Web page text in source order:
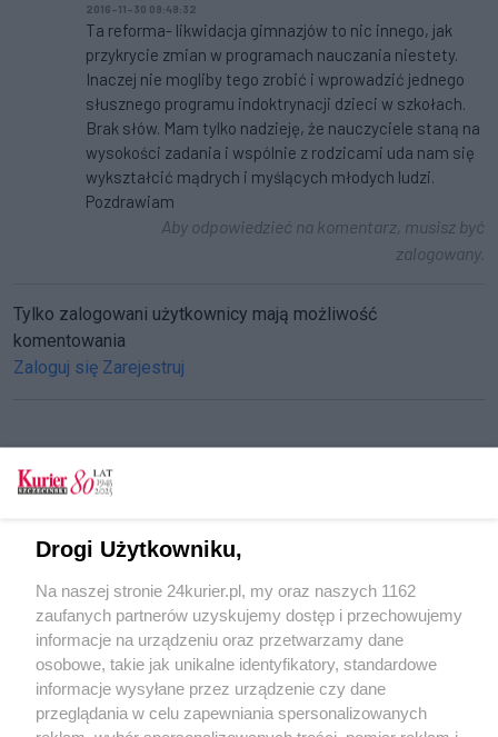
2016-11-30 09:49:32
Ta reforma- likwidacja gimnazjów to nic innego, jak
przykrycie zmian w programach nauczania niestety.
Inaczej nie mogliby tego zrobić i wprowadzić jednego
słusznego programu indoktrynacji dzieci w szkołach.
Brak słów. Mam tylko nadzieję, że nauczyciele staną na
wysokości zadania i wspólnie z rodzicami uda nam się
wykształcić mądrych i myślących młodych ludzi.
Pozdrawiam
Aby odpowiedzieć na komentarz, musisz być
zalogowany.
Tylko zalogowani użytkownicy mają możliwość
komentowania
Zaloguj się Zarejestruj
CZYTAJ TAKŻE
Debata o reformie: 2 zmiany i przepełnione
szkoły
Programy nauczania poznamy w środę
POGODA
Drogi Użytkowniku,
Na naszej stronie 24kurier.pl, my oraz naszych 1162
zaufanych partnerów uzyskujemy dostęp i przechowujemy
informacje na urządzeniu oraz przetwarzamy dane
osobowe, takie jak unikalne identyfikatory, standardowe
informacje wysyłane przez urządzenie czy dane
przeglądania w celu zapewniania spersonalizowanych